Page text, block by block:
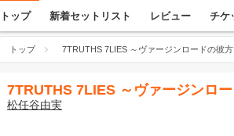
トップ 新着セットリスト レビュー チケ
トップ 7TRUTHS 7LIES ～ヴァージンロードの彼
7TRUTHS 7LIES ～ヴァージンロ
松任谷由実